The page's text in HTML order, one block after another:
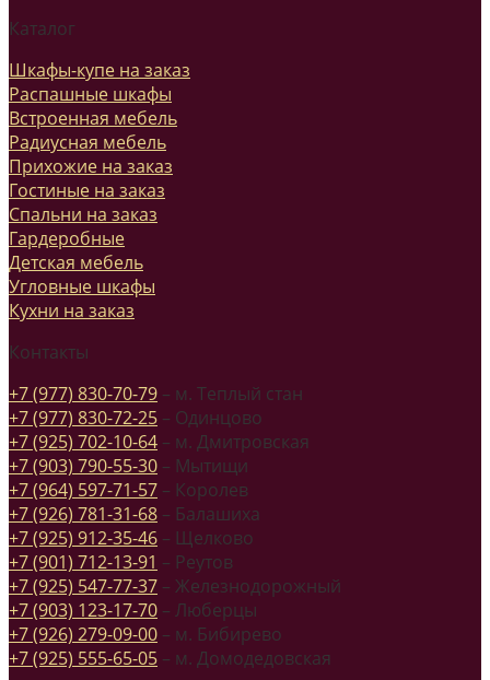
Каталог
Шкафы-купе на заказ
Распашные шкафы
Встроенная мебель
Радиусная мебель
Прихожие на заказ
Гостиные на заказ
Спальни на заказ
Гардеробные
Детская мебель
Угловные шкафы
Кухни на заказ
Контакты
+7 (977) 830-70-79 – м. Теплый стан
+7 (977) 830-72-25 – Одинцово
+7 (925) 702-10-64 – м. Дмитровская
+7 (903) 790-55-30 – Мытищи
+7 (964) 597-71-57 – Королев
+7 (926) 781-31-68 – Балашиха
+7 (925) 912-35-46 – Щелково
+7 (901) 712-13-91 – Реутов
+7 (925) 547-77-37 – Железнодорожный
+7 (903) 123-17-70 – Люберцы
+7 (926) 279-09-00 – м. Бибирево
+7 (925) 555-65-05 – м. Домодедовская